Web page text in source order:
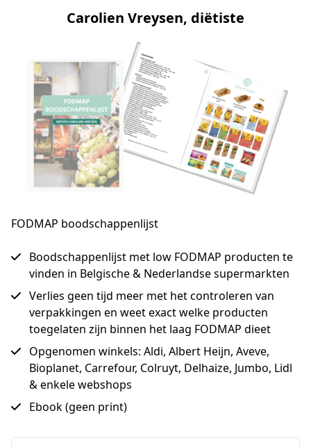
Carolien Vreysen, diëtiste
FODMAP boodschappenlijst
Boodschappenlijst met low FODMAP producten te
vinden in Belgische & Nederlandse supermarkten
Verlies geen tijd meer met het controleren van
verpakkingen en weet exact welke producten
toegelaten zijn binnen het laag FODMAP dieet
Opgenomen winkels: Aldi, Albert Heijn, Aveve,
Bioplanet, Carrefour, Colruyt, Delhaize, Jumbo, Lidl
& enkele webshops
Ebook (geen print)